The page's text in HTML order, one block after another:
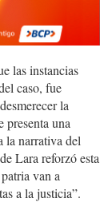
las instancias
caso, fue
la
presenta una
la narrativa del
Lara reforzó esta
van a
a la justicia”.